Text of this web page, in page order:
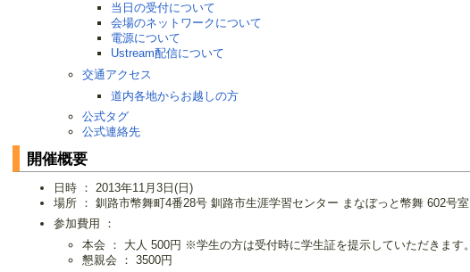
当日の受付について
会場のネットワークについて
電源について
Ustream配信について
交通アクセス
道内各地からお越しの方
公式タグ
公式連絡先
開催概要
日時 ： 2013年11月3日(日)
場所 ： 釧路市幣舞町4番28号 釧路市生涯学習センター まなぼっと幣舞 602号室
参加費用 ：
本会 ： 大人 500円 ※学生の方は受付時に学生証を提示していただきます。
懇親会 ： 3500円